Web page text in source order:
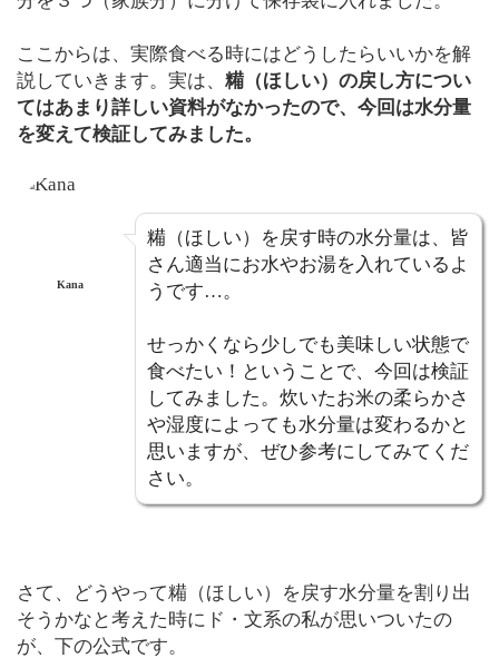
ここからは、実際食べる時にはどうしたらいいかを解
説していきます。実は、 糒（ほしい）の戻し方につい
てはあまり詳しい資料がなかったので、今回は水分量
を変えて検証してみました。
Kana
糒（ほしい）を戻す時の水分量は、皆
さん適当にお水やお湯を入れているよ
うです…。
せっかくなら少しでも美味しい状態で
食べたい！ということで、今回は検証
してみました。炊いたお米の柔らかさ
や湿度によっても水分量は変わるかと
思いますが、ぜひ参考にしてみてくだ
さい。
さて、どうやって糒（ほしい）を戻す水分量を割り出
そうかなと考えた時にド・文系の私が思いついたの
が、下の公式です。